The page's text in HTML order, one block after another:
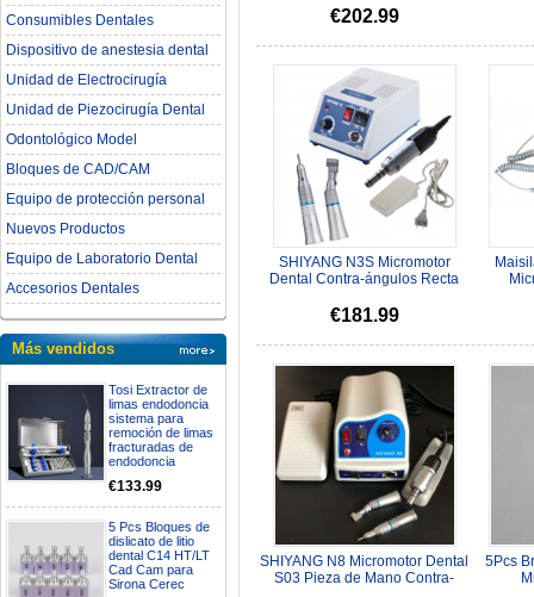
Consumibles Dentales
Dispositivo de anestesia dental
Unidad de Electrocirugía
Unidad de Piezocirugía Dental
Odontológico Model
Bloques de CAD/CAM
Equipo de protección personal
Nuevos Productos
Equipo de Laboratorio Dental
Accesorios Dentales
Más vendidos
Tosi Extractor de
limas endodoncia
sistema para
remoción de limas
fracturadas de
endodoncia
€133.99
5 Pcs Bloques de
dislicato de litio
dental C14 HT/LT
Cad Cam para
Sirona Cerec
...
€202.99
SHIYANG N3S Micromotor
Dental Contra-ángulos Recta
€181.99
SHIYANG N8 Micromotor Dental
S03 Pieza de Mano Contra-
5Pcs